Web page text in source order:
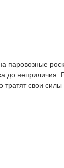
паровозные
до неприличия.
тратят свои